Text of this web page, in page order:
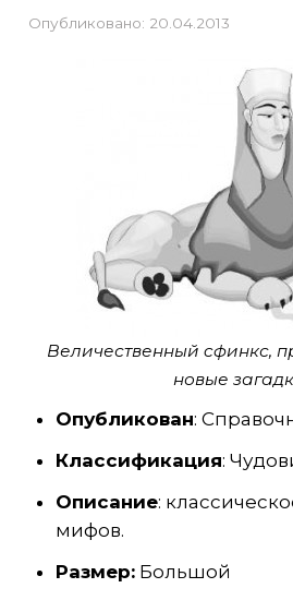
Опубликовано: 20.04.2013
Величественный cфинкс,
новые
Опубликован:
Классификация:
Описание:
мифов.
Размер:Большой